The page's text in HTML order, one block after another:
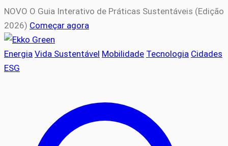
NOVO O Guia Interativo de Práticas Sustentáveis (Edição
2026) Começar agora
Energia Vida Sustentável Mobilidade Tecnologia Cidades
ESG